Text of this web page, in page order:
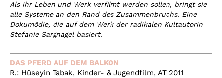
Als ihr Leben und Werk verfilmt werden sollen, bringt sie
alle Systeme an den Rand des Zusammenbruchs. Eine
Dokumödie, die auf dem Werk der radikalen Kultautorin
Stefanie Sargnagel basiert.
DAS PFERD AUF DEM BALKON
R.: Hüseyin Tabak, Kinder- & Jugendfilm, AT 2011